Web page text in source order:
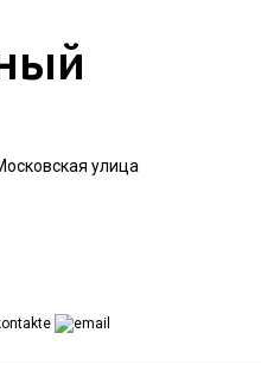
улица